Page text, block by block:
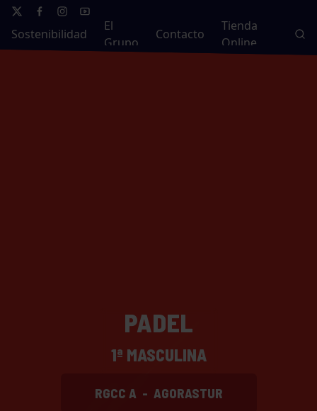
Sostenibilidad
El
Grupo
Contacto
Tienda
Online
PADEL
1ª MASCULINA
RGCC A - AGORASTUR